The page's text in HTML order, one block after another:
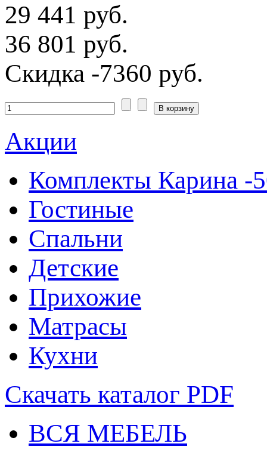
29 441 руб.
36 801 руб.
Скидка -7360 руб.
Акции
Комплекты Карина -
Гостиные
Спальни
Детские
Прихожие
Матрасы
Кухни
Скачать каталог PDF
ВСЯ МЕБЕЛЬ